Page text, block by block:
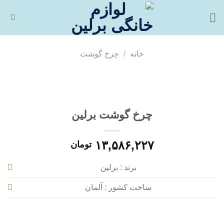
خانه / چرخ گوشت
چرخ گوشت برلین
۱۳,۵۸۶,۲۲۷ تومان
برند : برلین
ساخت کشور : آلمان